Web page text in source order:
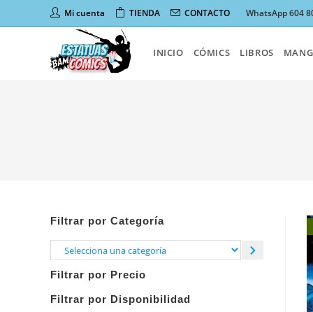
al
Mi cuenta TIENDA CONTACTO WhatsApp 604
INICIO CÓMICS LIBROS
Filtrar por Categoría
Selecciona
categoría
Filtrar por Precio
Filtrar por Disponibilidad